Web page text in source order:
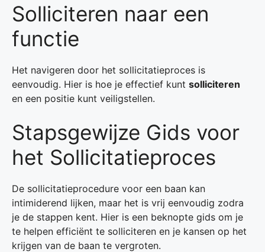
Solliciteren naar een
functie
Het navigeren door het sollicitatieproces is
eenvoudig. Hier is hoe je effectief kunt solliciteren
en een positie kunt veiligstellen.
Stapsgewijze Gids voor
het Sollicitatieproces
De sollicitatieprocedure voor een baan kan
intimiderend lijken, maar het is vrij eenvoudig zodra
je de stappen kent. Hier is een beknopte gids om je
te helpen efficiënt te solliciteren en je kansen op het
krijgen van de baan te vergroten.